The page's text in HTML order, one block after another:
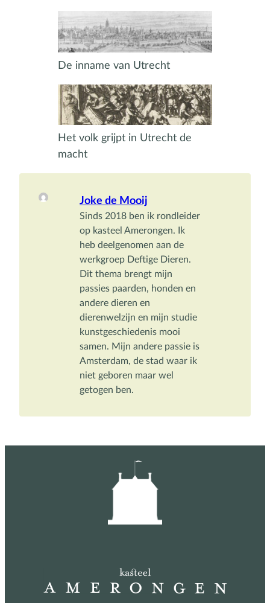
De inname van Utrecht
Het volk grijpt in Utrecht de
macht
Joke de Mooij
Sinds 2018 ben ik rondleider
op kasteel Amerongen. Ik
heb deelgenomen aan de
werkgroep Deftige Dieren.
Dit thema brengt mijn
passies paarden, honden en
andere dieren en
dierenwelzijn en mijn studie
kunstgeschiedenis mooi
samen. Mijn andere passie is
Amsterdam, de stad waar ik
niet geboren maar wel
getogen ben.